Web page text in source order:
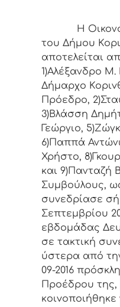
Η
τoυ Δήμoυ
απoτελείται
1)Αλέξανδρο Μ.
Δήμαρχo
Πρόεδρo,
3)Βλάσση
Γεώργιο,
6)Παππά
Χρήστο,
και 9)Πανταζή
Συμβoύλoυς,
συvεδρίασε
Σεπτεμβρίου
εβδoμάδας
σε τακτική
ύστερα από
09-2016
Πρoέδρoυ της,
κoιvoπoιήθηκε